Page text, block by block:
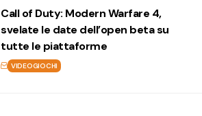
Call of Duty: Modern Warfare 4,
svelate le date dell’open beta su
tutte le piattaforme
VIDEOGIOCHI